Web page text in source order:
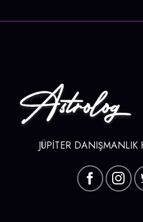
JÜPİTER DANIŞMANLIK